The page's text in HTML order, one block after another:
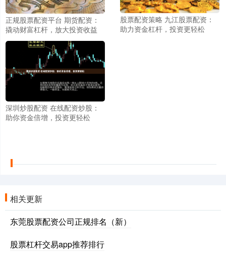
正规股票配资平台 期货配资：
撬动财富杠杆，放大投资收益
股票配资策略 九江股票配资：
助力资金杠杆，投资更轻松
深圳炒股配资 在线配资炒股：
助你资金倍增，投资更轻松
相关更新
东莞股票配资公司正规排名（新）
股票杠杆交易app推荐排行